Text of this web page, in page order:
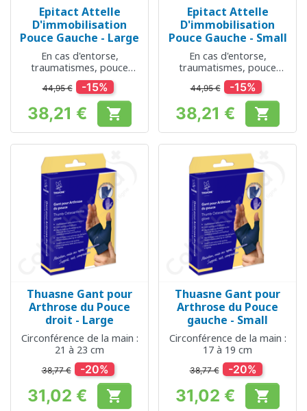
Epitact Attelle
D'immobilisation
Pouce Gauche - Large
En cas d'entorse,
traumatismes, pouce
douloureux
44,95 € -15%
Prix
38,21 € 
Epitact Attelle
D'immobilisation
Pouce Gauche - Small
En cas d'entorse,
traumatismes, pouce
douloureux
44,95 € -15%
Prix
38,21 € 
Thuasne Gant pour
Arthrose du Pouce
droit - Large
Circonférence de la main :
21 à 23 cm
38,77 € -20%
Prix
31,02 € 
Thuasne Gant pour
Arthrose du Pouce
gauche - Small
Circonférence de la main :
17 à 19 cm
38,77 € -20%
Prix
31,02 € 